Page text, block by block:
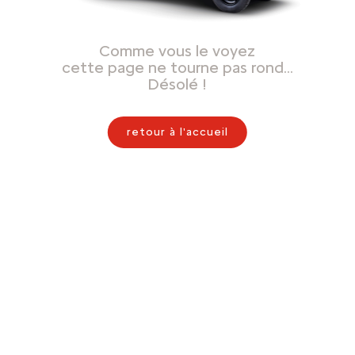
Comme vous le voyez
cette page ne tourne pas rond…
Désolé !
retour à l'accueil